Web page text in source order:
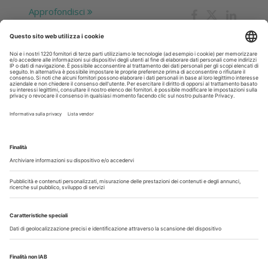
Approfondisci
CRONACA 28 Luglio 2026
L’ offerta didattica di IRIS Academy per
l’acquisizione di moderni approcci alle
terapie odontoiatriche
consentono di proporre ai pazienti riabilitazioni sempre più
veloci e...
Approfondisci